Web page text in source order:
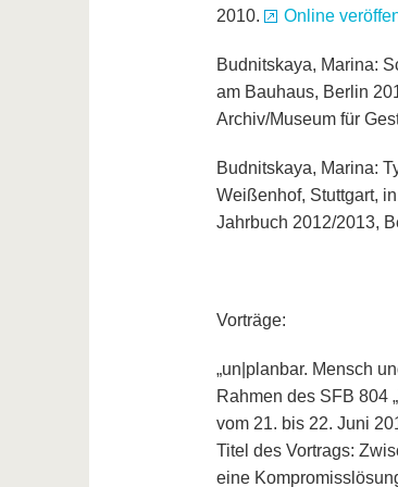
2010. Online
Budnitskaya, Marina:
am Bauhaus, Berlin
Archiv/Museum für
Budnitskaya, Marina:
Weißenhof, Stuttgart,
Jahrbuch 2012/2013,
Vorträge:
„un|planbar. Mensch
Rahmen des SFB 804
vom 21. bis 22. Juni
Titel des Vortrags:
eine